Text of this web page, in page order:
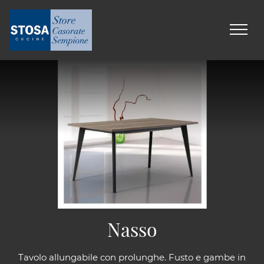
Tavolo allungabile con prolunghe. Fusto e gambe in
Nasso